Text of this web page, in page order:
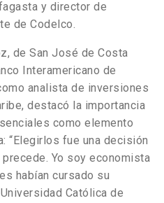
y director de
de Codelco.
de San José de Costa
Interamericano de
analista de inversiones
destacó la importancia
como elemento
“Elegirlos fue una decisión
Yo soy economista
habían cursado su
Católica de